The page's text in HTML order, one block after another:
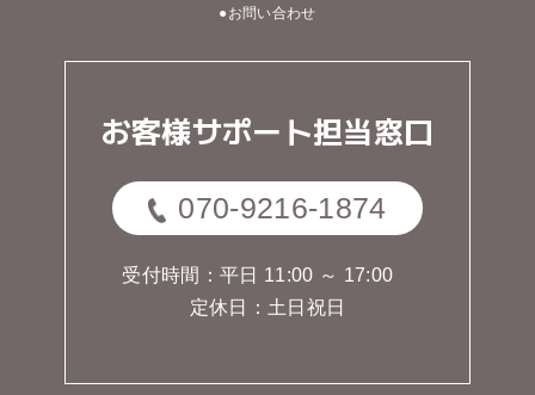
●お問い合わせ
お客様サポート担当窓口
070-9216-1874
受付時間：平日 11:00 ～ 17:00
定休日：土日祝日